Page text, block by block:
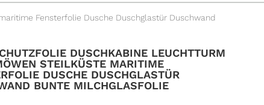
Fensterfolie Dusche Duschglastür Duschwand
DUSCHKABINE LEUCHTTURM
STEILKÜSTE MARITIME
DUSCHE DUSCHGLASTÜR
BUNTE MILCHGLASFOLIE